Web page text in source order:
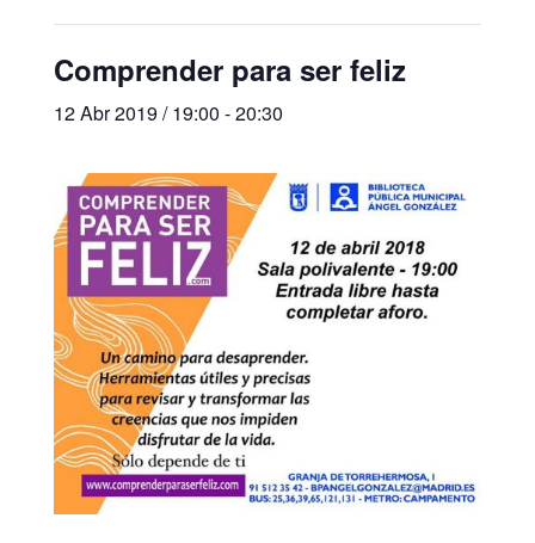
Comprender para ser feliz
12 Abr 2019 / 19:00 -20:30